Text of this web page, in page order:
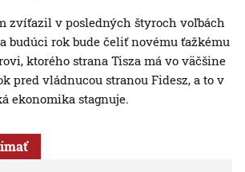
zvíťazil v posledných štyroch voľbách
budúci rok bude čeliť novému ťažkému
ktorého strana Tisza má vo väčšine
pred vládnucou stranou Fidesz, a to v
ekonomika stagnuje.